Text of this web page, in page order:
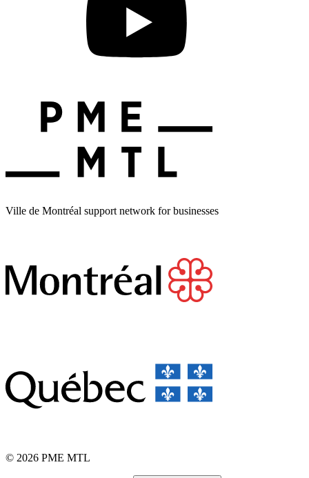
Ville de Montréal support network for businesses
© 2026 PME MTL